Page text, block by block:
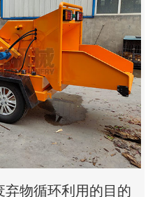
物循环利用的目的